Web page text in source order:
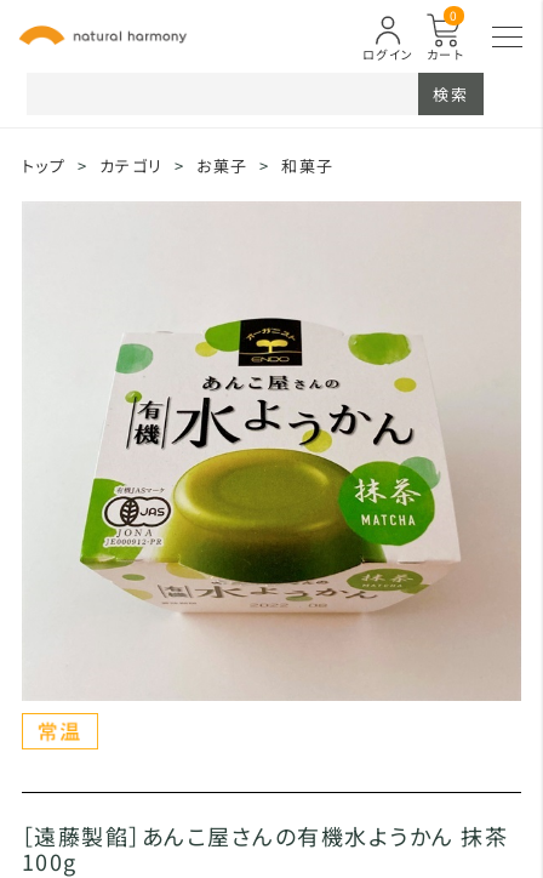
カート
0
ログイン
検索
トップ > カテゴリ > お菓子 > 和菓子
［遠藤製餡］あんこ屋さんの有機水ようかん 抹茶
100g